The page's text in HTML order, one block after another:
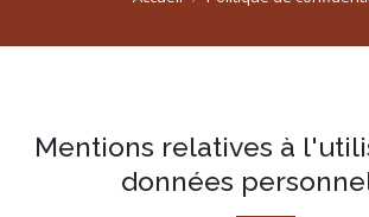
Mentions relatives à
données